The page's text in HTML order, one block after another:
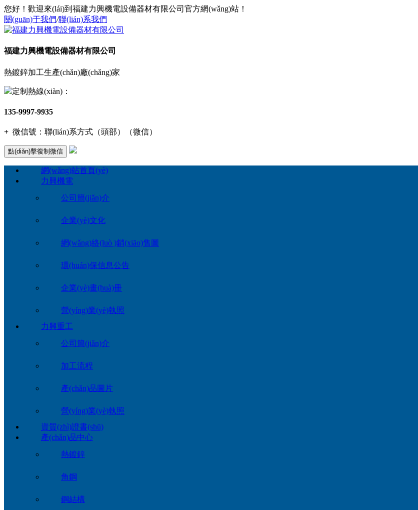
您好！歡迎來(lái)到福建力興機電設備器材有限公司官方網(wǎng)站！
關(guān)于我們/聯(lián)系我們
福建力興機電設備器材有限公司
熱鍍鋅加工生產(chǎn)廠(chǎng)家
定制熱線(xiàn)：
135-9997-9935
+ 微信號： 聯(lián)系方式（頭部）（微信）
點(diǎn)擊復制微信
網(wǎng)站首頁(yè)
力興機電
公司簡(jiǎn)介
企業(yè)文化
網(wǎng)絡(luò )銷(xiāo)售圖
環(huán)保信息公告
企業(yè)畫(huà)冊
營(yíng)業(yè)執照
力興重工
公司簡(jiǎn)介
加工流程
產(chǎn)品圖片
營(yíng)業(yè)執照
資質(zhì)證書(shū)
產(chǎn)品中心
熱鍍鋅
角鋼
鋼結構